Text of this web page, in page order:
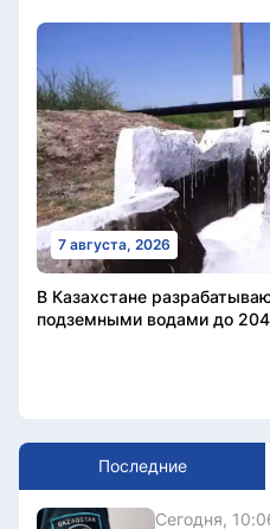
7 августа, 2026
В Казахстане
подземными водами до
Последние
Сегодня,